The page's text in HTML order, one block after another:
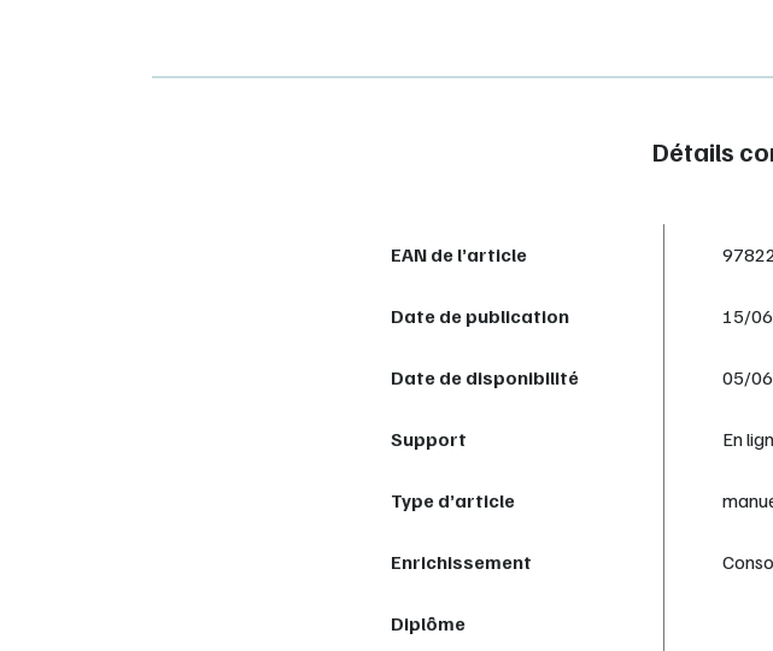
Détails
EAN de l’article
Date de publication 15/
Date de disponibilité 05/
Support En
Type d’article
Enrichissement
Diplôme